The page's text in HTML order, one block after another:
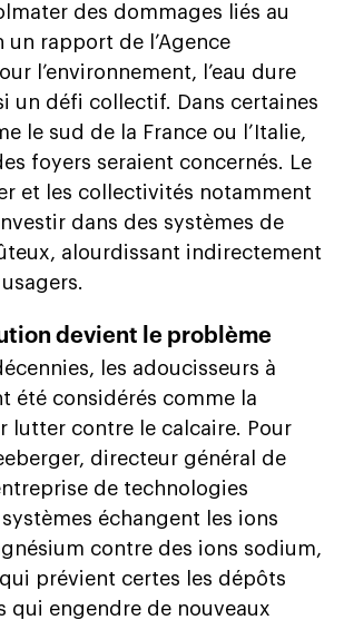
des dommages liés au
un rapport de l’Agence
l’environnement, l’eau dure
un défi collectif. Dans certaines
le sud de la France ou l’Italie,
foyers seraient concernés. Le
et les collectivités notamment
dans des systèmes de
alourdissant indirectement
devient le problème
les adoucisseurs à
été considérés comme la
lutter contre le calcaire. Pour
directeur général de
de technologies
systèmes échangent les ions
contre des ions sodium,
prévient certes les dépôts
qui engendre de nouveaux